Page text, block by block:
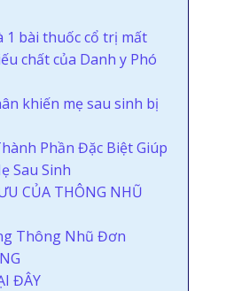
bài thuốc cổ trị mất
chất của Danh y Phó
khiến mẹ sau sinh bị
Phần Đặc Biệt Giúp
Sau Sinh
CỦA THÔNG NHŨ
Thông Nhũ Đơn
ĐÂY